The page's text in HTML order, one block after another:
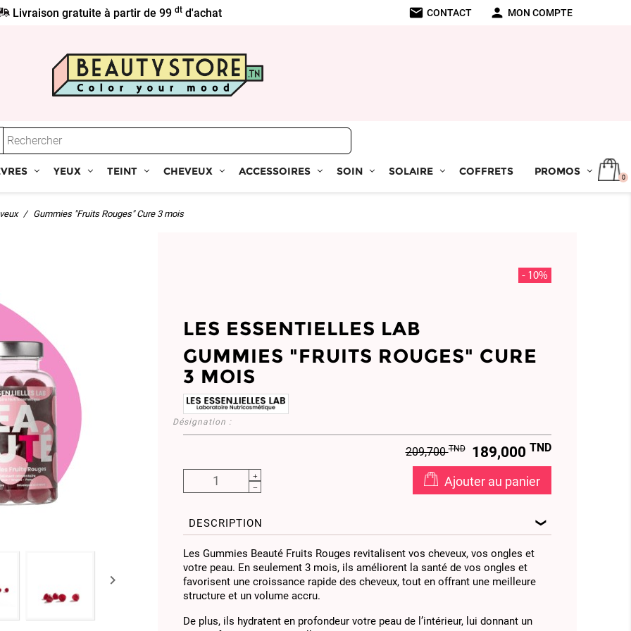
Livraison gratuite à partir de 99dt d'achat mail CONTACT person MON COMPTE
YEUX TEINT CHEVEUX ACCESSOIRES SOIN SOLAIRE COFFRETS PROMOS 0
Gummies "Fruits Rouges" Cure 3 mois

- 10%
LES ESSENTIELLES LAB
GUMMIES "FRUITS ROUGES" CURE
3 MOIS
Désignation :
209,700TND 189,000 TND
Ajouter au panier
DESCRIPTION
Les Gummies Beauté Fruits Rouges revitalisent vos cheveux, vos ongles et
votre peau. En seulement 3 mois, ils améliorent la santé de vos ongles et
favorisent une croissance rapide des cheveux, tout en offrant une meilleure
structure et un volume accru.
De plus, ils hydratent en profondeur votre peau de l’intérieur, lui donnant un